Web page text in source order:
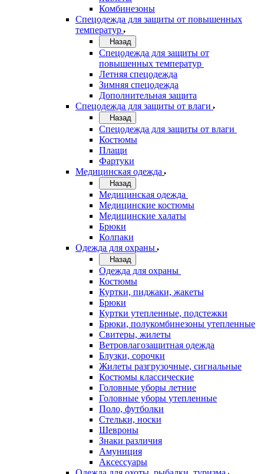
Комбинезоны
Спецодежда для защиты от повышенных
температур
Назад
Спецодежда для защиты от
повышенных температур
Летняя спецодежда
Зимняя спецодежда
Дополнительная защита
Спецодежда для защиты от влаги
Назад
Спецодежда для защиты от влаги
Костюмы
Плащи
Фартуки
Медицинская одежда
Назад
Медицинская одежда
Медицинские костюмы
Медицинские халаты
Брюки
Колпаки
Одежда для охраны
Назад
Одежда для охраны
Костюмы
Куртки, пиджаки, жакеты
Брюки
Куртки утепленные, подстежки
Брюки, полукомбинезоны утепленные
Свитеры, жилеты
Ветровлагозащитная одежда
Блузки, сорочки
Жилеты разгрузочные, сигнальные
Костюмы классические
Головные уборы летние
Головные уборы утепленные
Поло, футболки
Стельки, носки
Шевроны
Знаки различия
Амуниция
Аксессуары